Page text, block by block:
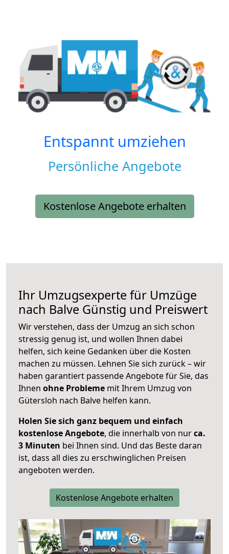
Entspannt umziehen
Persönliche Angebote
Kostenlose Angebote erhalten
Ihr Umzugsexperte für Umzüge
nach Balve Günstig und Preiswert
Wir verstehen, dass der Umzug an sich schon
stressig genug ist, und wollen Ihnen dabei
helfen, sich keine Gedanken über die Kosten
machen zu müssen. Lehnen Sie sich zurück – wir
haben garantiert passende Angebote für Sie, das
Ihnen ohne Probleme mit Ihrem Umzug von
Gütersloh nach Balve helfen kann.
Holen Sie sich ganz bequem und einfach
kostenlose Angebote, die innerhalb von nurca.
3 Minuten bei Ihnen sind. Und das Beste daran
ist, dass all dies zu erschwinglichen Preisen
angeboten werden.
Kostenlose Angebote erhalten